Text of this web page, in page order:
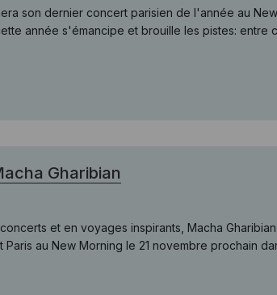
son dernier concert parisien de l'année au
année s'émancipe et brouille les pistes: entre
Gharibian
et en voyages inspirants, Macha
Paris au New Morning le 21 novembre prochain